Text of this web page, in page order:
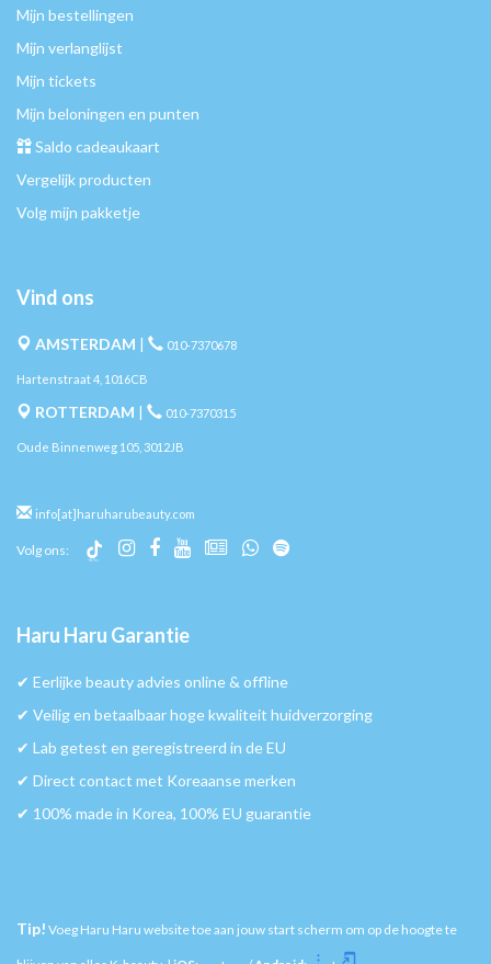
Mijn bestellingen
Mijn verlanglijst
Mijn tickets
Mijn beloningen en punten
Saldo cadeaukaart
Vergelijk producten
Volg mijn pakketje
Vind ons
AMSTERDAM | 010-7370678
Hartenstraat 4, 1016CB
ROTTERDAM | 010-7370315
Oude Binnenweg 105, 3012JB
info[at]haruharubeauty.com
Volg ons:
Haru Haru Garantie
✔︎ Eerlijke beauty advies online & offline
✔︎ Veilig en betaalbaar hoge kwaliteit huidverzorging
✔︎ Lab getest en geregistreerd in de EU
✔︎ Direct contact met Koreaanse merken
✔︎ 100% made in Korea, 100% EU guarantie
Tip! Voeg Haru Haru website toe aan jouw start scherm om op de hoogte te